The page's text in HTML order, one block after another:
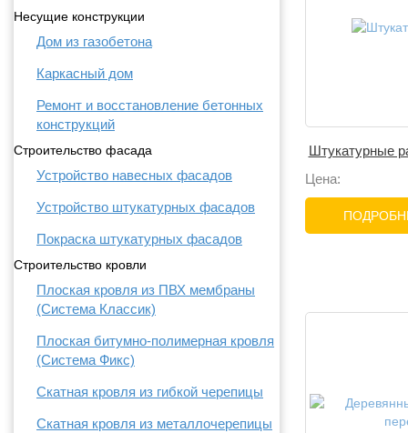
Несущие конструкции
Дом из газобетона
Каркасный дом
Ремонт и восстановление бетонных
конструкций
Строительство фасада
Устройство навесных фасадов
Устройство штукатурных фасадов
Покраска штукатурных фасадов
Строительство кровли
Плоская кровля из ПВХ мембраны
(Система Классик)
Плоская битумно-полимерная кровля
(Система Фикс)
Скатная кровля из гибкой черепицы
Скатная кровля из металлочерепицы
Штукатурные
Цена: